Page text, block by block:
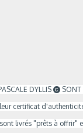
DYLLIS  SONT
certificat
livrés "prêts à offrir"